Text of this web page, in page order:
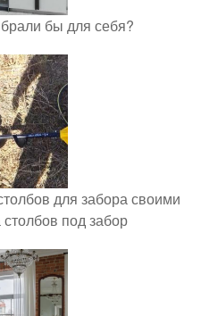
бы для себя?
для забора своими
под забор